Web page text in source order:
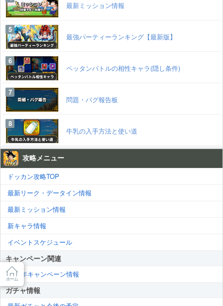
攻略メニュー
ドッカン攻略TOP
最新リーク・データイン情報
最新ミッション情報
新キャラ情報
イベントスケジュール
キャンペーン関連
11周年キャンペーン情報
ガチャ情報
最新ミッション情報
最強パーティーランキング【最新版】
ペッタンバトルの相性キャラ(隠し条件)
問題・バグ報告板
牛乳の入手方法と使い道
ホーム